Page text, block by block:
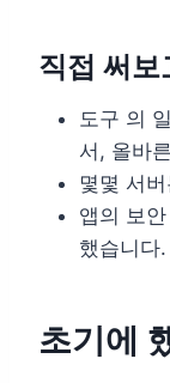
직접 써보
도구 의
서, 올바
몇몇 서
앱의 보
했습니다.
초기에